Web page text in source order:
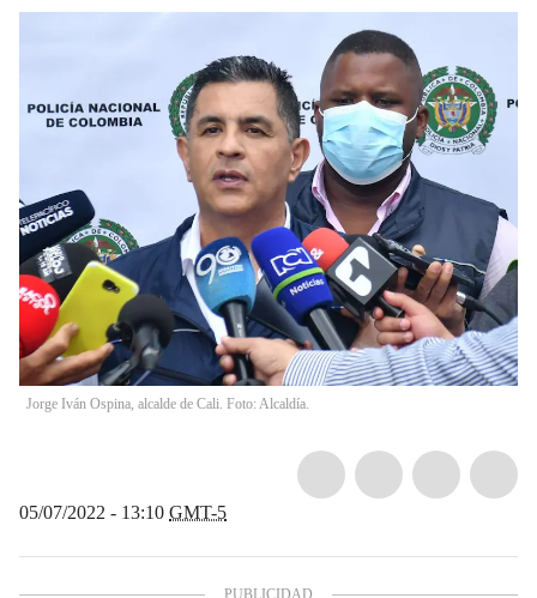
Jorge Iván Ospina, alcalde de Cali. Foto: Alcaldía.
05/07/2022 - 13:10 GMT-5